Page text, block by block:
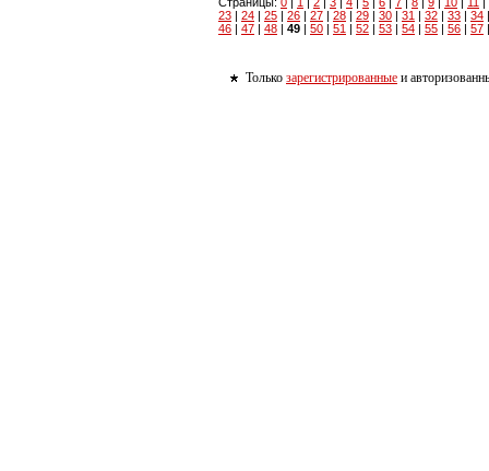
23 | 24 | 25 | 26 | 27 | 28 | 29 | 30 | 31 | 32 | 33 | 34
46 | 47 | 48 | 49 | 50 | 51 | 52 | 53 | 54 | 55 | 56 | 57
Только зарегистрированные и